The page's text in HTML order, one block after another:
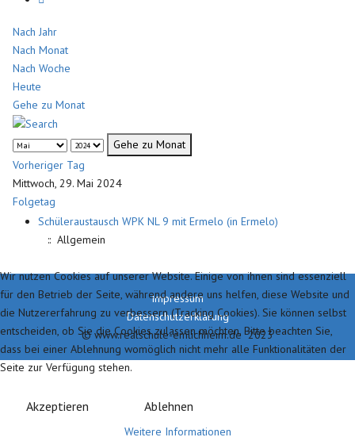
Nach Jahr
Nach Monat
Nach Woche
Heute
Gehe zu Monat
Gehe zu Monat
Vorheriger Tag
Mittwoch, 29. Mai 2024
Folgetag
Schüleraustausch WPK NL 9 mit Ermelo (in Ermelo)
:: Allgemein
Impressum
Datenschutzerklärung
© www.realschule-emlichheim.de 2023
Wir nutzen Cookies auf unserer Website. Einige von ihnen sind essenziell
für den Betrieb der Seite, während andere uns helfen, diese Website und
die Nutzererfahrung zu verbessern (Tracking Cookies). Sie können selbst
entscheiden, ob Sie die Cookies zulassen möchten. Bitte beachten Sie,
dass bei einer Ablehnung womöglich nicht mehr alle Funktionalitäten der
Seite zur Verfügung stehen.
Akzeptieren Ablehnen
Weitere Informationen